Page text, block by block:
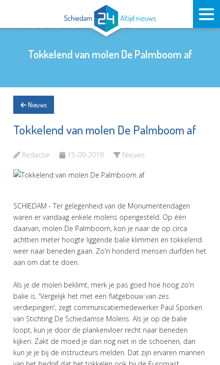
Tokkelend van molen De Palmboom af
Nieuws
Tokkelend van molen De Palmboom af
Redactie 15-09-2019 Nieuws
SCHIEDAM - Ter gelegenheid van de Monumentendagen
waren er vandaag enkele molens opengesteld. Op één
daarvan, molen De Palmboom, kon je naar de op circa
achttien meter hoogte liggende balie klimmen en tokkelend
weer naar beneden gaan. Zo'n honderd mensen durfden het
aan om dat te doen.
Als je de molen beklimt, merk je pas goed hoe hoog zo'n
balie is. 'Vergelijk het met een flatgebouw van zes
verdiepingen', zegt communicatiemedewerker Paul Sporken
van Stichting De Schiedamse Molens. Als je op de balie
loopt, kun je door de plankenvloer recht naar beneden
kijken. Zakt de moed je dan nog niet in de schoenen, dan
kun je je bij de instructeurs melden. Dat zijn ervaren mannen